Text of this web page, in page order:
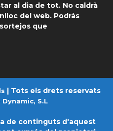
al dia de tot. No caldrà
del web. Podràs
que
| Tots els drets reservats
S.L
de continguts d'aquest